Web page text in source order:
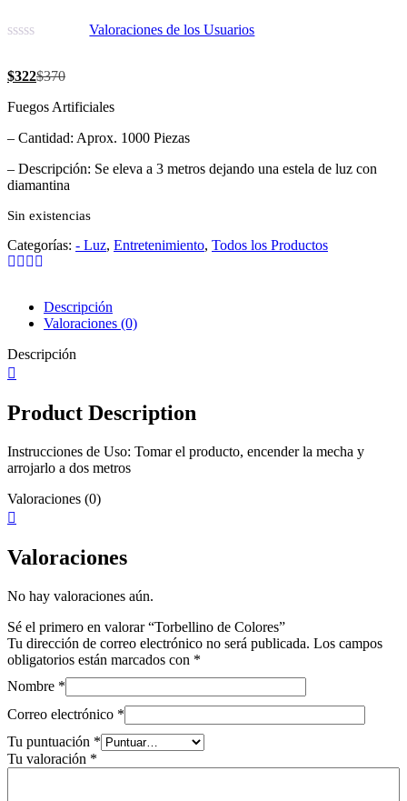
Valoraciones de los Usuarios
$322$370
Fuegos Artificiales
– Cantidad: Aprox. 1000 Piezas
– Descripción: Se eleva a 3 metros dejando una estela de luz con
diamantina
Sin existencias
Categorías: - Luz, Entretenimiento, Todos los Productos
Descripción
Valoraciones (0)
Descripción
Product Description
Instrucciones de Uso: Tomar el producto, encender la mecha y
arrojarlo a dos metros
Valoraciones (0)
Valoraciones
No hay valoraciones aún.
Sé el primero en valorar “Torbellino de Colores”
Tu dirección de correo electrónico no será publicada. Los campos
obligatorios están marcados con *
Nombre *
Correo electrónico *
Tu puntuación *
Tu valoración *